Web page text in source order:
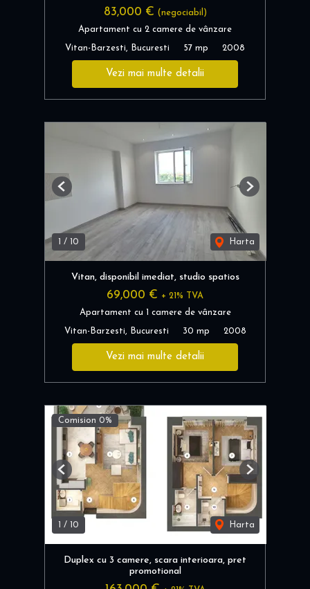
83,000 € (negociabil)
Apartament cu 2 camere de vânzare
Vitan-Barzesti, Bucuresti 57 mp 2008
Vezi mai multe detalii
1 / 10 Harta
Previous Next
Vitan, disponibil imediat, studio spatios
69,000 € + 21% TVA
Apartament cu 1 camere de vânzare
Vitan-Barzesti, Bucuresti 30 mp 2008
Vezi mai multe detalii
Comision 0%
1 / 10 Harta
Previous Next
Duplex cu 3 camere, scara interioara, pret
promotional